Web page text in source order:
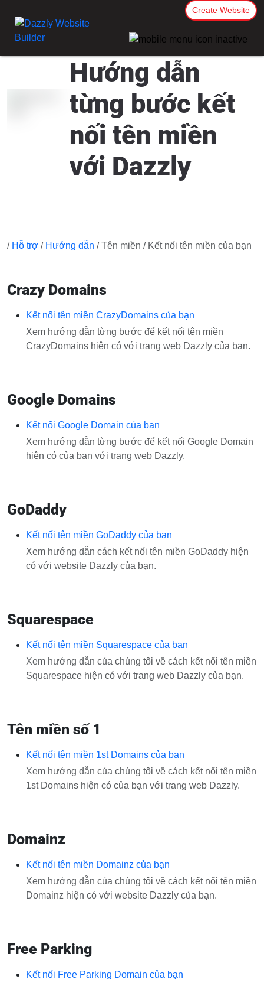
Create Website
Hướng dẫn
từng bước kết
nối tên miền
với Dazzly
/ Hỗ trợ / Hướng dẫn / Tên miền / Kết nối tên miền của bạn
Crazy Domains
Kết nối tên miền CrazyDomains của bạn
Xem hướng dẫn từng bước để kết nối tên miền
CrazyDomains hiện có với trang web Dazzly của bạn.
Google Domains
Kết nối Google Domain của bạn
Xem hướng dẫn từng bước để kết nối Google Domain
hiện có của bạn với trang web Dazzly.
GoDaddy
Kết nối tên miền GoDaddy của bạn
Xem hướng dẫn cách kết nối tên miền GoDaddy hiện
có với website Dazzly của bạn.
Squarespace
Kết nối tên miền Squarespace của bạn
Xem hướng dẫn của chúng tôi về cách kết nối tên miền
Squarespace hiện có với trang web Dazzly của bạn.
Tên miền số 1
Kết nối tên miền 1st Domains của bạn
Xem hướng dẫn của chúng tôi về cách kết nối tên miền
1st Domains hiện có của bạn với trang web Dazzly.
Domainz
Kết nối tên miền Domainz của bạn
Xem hướng dẫn của chúng tôi về cách kết nối tên miền
Domainz hiện có với website Dazzly của bạn.
Free Parking
Kết nối Free Parking Domain của bạn